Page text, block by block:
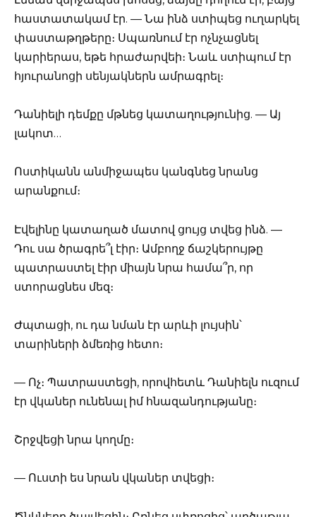
հաստատակամ էր. — Նա ինձ ստիպեց ուղարկել
փաստաթղթերը։ Սպառնում էր ոչնչացնել
կարիերաս, եթե հրաժարվեի։ Նաև ստիպում էր
հյուրանոցի սենյակներն ամրագրել։
Դանիելի դեմքը մթնեց կատաղությունից. — Այ
լակոտ…
Ոստիկանն անմիջապես կանգնեց նրանց
արանքում։
Էվելինը կատաղած մատով ցույց տվեց ինձ. —
Դու սա ծրագրե՞լ էիր։ Ամբողջ ճաշկերույթը
պատրաստել էիր միայն նրա համա՞ր, որ
ստորացնես մեզ։
Ժպտացի, ու դա նման էր արևի լույսին՝
տարիների ձմեռից հետո։
— Ոչ։ Պատրաստեցի, որովհետև Դանիելն ուզում
էր վկաներ ունենալ իմ հնազանդությանը։
Շրջվեցի նրա կողմը։
— Ուստի ես նրան վկաներ տվեցի։